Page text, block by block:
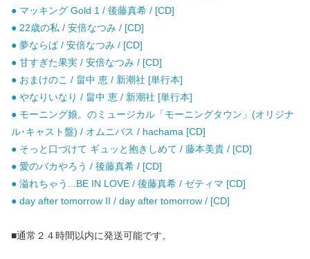
● マッキング Gold 1 / 後藤真希 / [CD]
● 22歳の私 / 安倍なつみ / [CD]
● 夢ならば / 安倍なつみ / [CD]
● 甘すぎた果実 / 安倍なつみ / [CD]
● おまけのこ / 畠中 恵 / 新潮社 [単行本]
● やなりいなり / 畠中 恵 / 新潮社 [単行本]
● モーニング娘。のミュージカル「モーニングタウン」(オリジナ
ル･キャスト盤) / オムニバス / hachama [CD]
● そっと口づけて ギュッと抱きしめて / 藤本美貴 / [CD]
● 愛のバカやろう / 後藤真希 / [CD]
● 溢れちゃう...BE IN LOVE / 後藤真希 / ゼティマ [CD]
● day after tomorrow II / day after tomorrow / [CD]
■通常２４時間以内に発送可能です。